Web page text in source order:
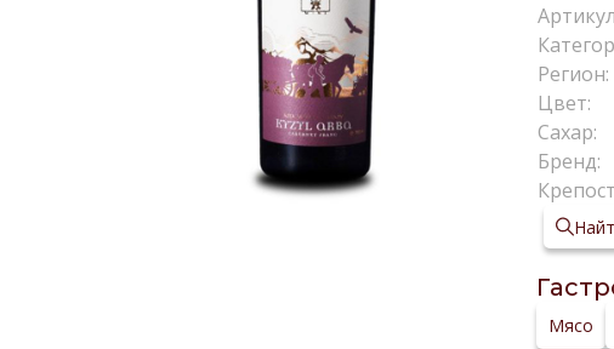
Регион:
Цвет:
Сахар:
Бренд:
Мясо